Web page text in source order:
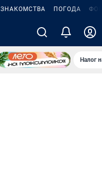
ЗНАКОМСТВА ПОГОДА
Налог